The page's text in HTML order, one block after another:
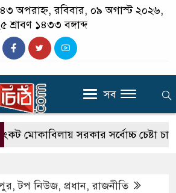
অপরাহ্ন, রবিবার, ০৯ অগাস্ট ২০২৬,
শ্রাবণ ১৪৩৩ বঙ্গাব্দ
সব
সরকার সর্বোচ্চ চেষ্টা চালিয়ে
,টপ নিউজ, প্রধান,রাজনীতি